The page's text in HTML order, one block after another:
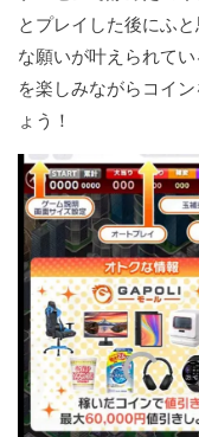
とプレイした後にふ
な願いが叶えられて
を楽しみながらコイ
ょう！